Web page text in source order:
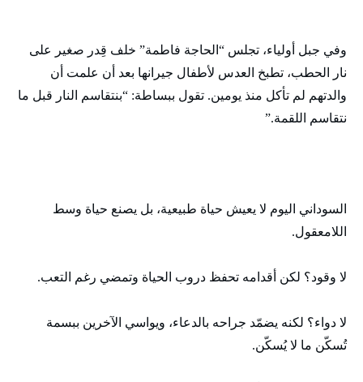
وفي جبل أولياء، تجلس “الحاجة فاطمة” خلف قِدر صغير على
نار الحطب، تطبخ العدس لأطفال جيرانها بعد أن علمت أن
والدتهم لم تأكل منذ يومين. تقول ببساطة: “بنتقاسم النار قبل ما
نتقاسم اللقمة.”
السوداني اليوم لا يعيش حياة طبيعية، بل يصنع حياة وسط
اللامعقول.
لا وقود؟ لكن أقدامه تحفظ دروب الحياة وتمضي رغم التعب.
لا دواء؟ لكنه يضمّد جراحه بالدعاء، ويواسي الآخرين ببسمة
تُسكّن ما لا يُسكّن.